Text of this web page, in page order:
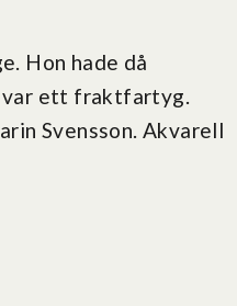
Hon hade då
var ett fraktfartyg.
Svensson. Akvarell